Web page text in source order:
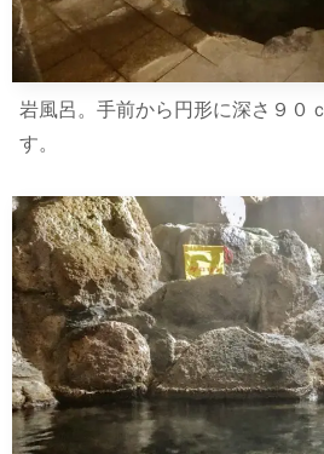
岩風呂。手前から円形に深さ９０
す。